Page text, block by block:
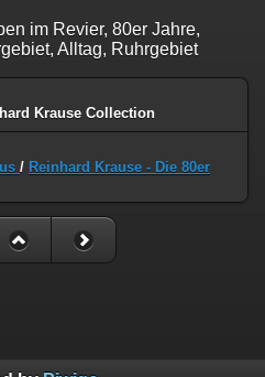
im Revier, 80er Jahre,
Alltag, Ruhrgebiet
Krause Collection
/ Reinhard Krause - Die 80er